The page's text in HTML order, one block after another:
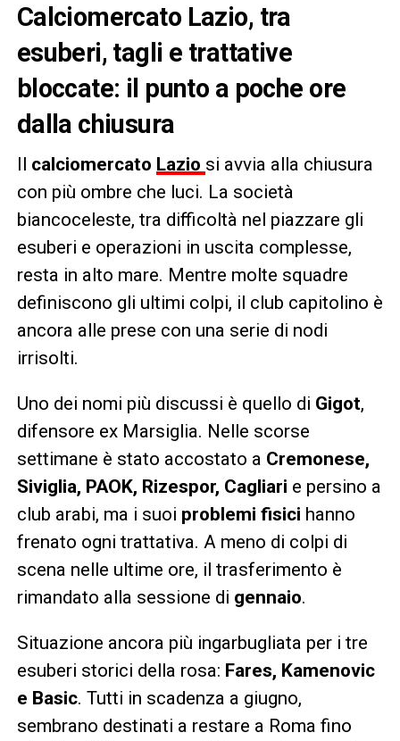
Calciomercato Lazio, tra
esuberi, tagli e trattative
bloccate: il punto a poche ore
dalla chiusura
Il calciomercato Lazio si avvia alla chiusura
con più ombre che luci. La società
biancoceleste, tra difficoltà nel piazzare gli
esuberi e operazioni in uscita complesse,
resta in alto mare. Mentre molte squadre
definiscono gli ultimi colpi, il club capitolino è
ancora alle prese con una serie di nodi
irrisolti.
Uno dei nomi più discussi è quello di Gigot,
difensore ex Marsiglia. Nelle scorse
settimane è stato accostato a Cremonese,
Siviglia, PAOK, Rizespor, Cagliari e persino a
club arabi, ma i suoi problemi fisici hanno
frenato ogni trattativa. A meno di colpi di
scena nelle ultime ore, il trasferimento è
rimandato alla sessione di gennaio.
Situazione ancora più ingarbugliata per i tre
esuberi storici della rosa: Fares, Kamenovic
e Basic. Tutti in scadenza a giugno,
sembrano destinati a restare a Roma fino